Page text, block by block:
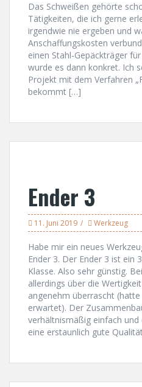
Das Schweißen gehörte
Tätigkeiten, die ich gerne
irgendwie nie ergeben und
Anschaffungskosten
einen Stahl-Gepäckträger
wurde es dann konkret. Ich
Projekt mit dem Verfahren
bekommt […]
Ender 3
11. Juni 2019 Werkzeug
Habe mir ein neues
Ender 3. Der Ender 3 ist ein
Klasse. Also sehr günstig.
allerdings über die
angenehm überrascht
erwartet). Der
verhältnismäßig einfach
eine erstaunlich gute